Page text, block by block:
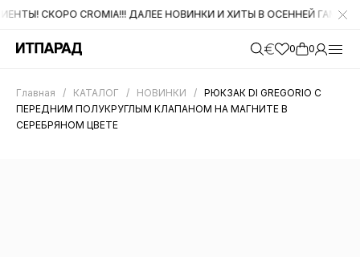
СКОРО CROMIA!!! ДАЛЕЕ НОВИНКИ И ХИТЫ В ОСЕННЕЙ ГАММЕ ОТ DI
0 0
Главная / КАТАЛОГ / НОВИНКИ / РЮКЗАК DI GREGORIO C
ПЕРЕДНИМ ПОЛУКРУГЛЫМ КЛАПАНОМ НА МАГНИТЕ В
СЕРЕБРЯНОМ ЦВЕТЕ